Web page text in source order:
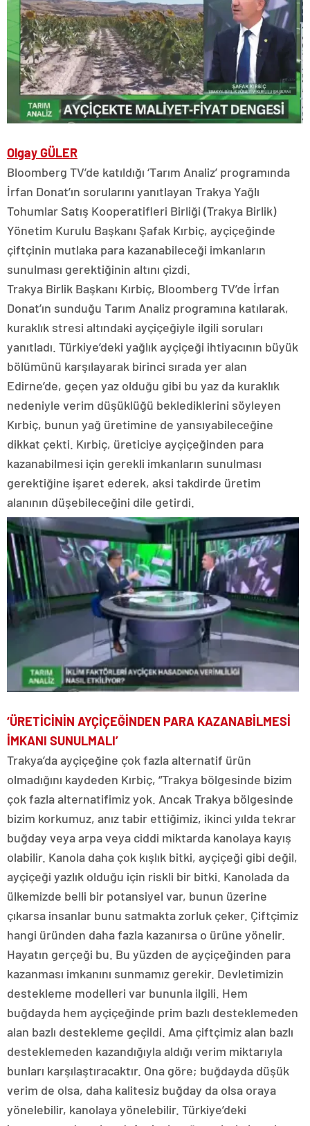
Olgay GÜLER
Bloomberg TV’de katıldığı ‘Tarım Analiz’ programında
İrfan Donat’ın sorularını yanıtlayan Trakya Yağlı
Tohumlar Satış Kooperatifleri Birliği (Trakya Birlik)
Yönetim Kurulu Başkanı Şafak Kırbiç, ayçiçeğinde
çiftçinin mutlaka para kazanabileceği imkanların
sunulması gerektiğinin altını çizdi.
Trakya Birlik Başkanı Kırbiç, Bloomberg TV’de İrfan
Donat’ın sunduğu Tarım Analiz programına katılarak,
kuraklık stresi altındaki ayçiçeğiyle ilgili soruları
yanıtladı. Türkiye’deki yağlık ayçiçeği ihtiyacının büyük
bölümünü karşılayarak birinci sırada yer alan
Edirne’de, geçen yaz olduğu gibi bu yaz da kuraklık
nedeniyle verim düşüklüğü beklediklerini söyleyen
Kırbiç, bunun yağ üretimine de yansıyabileceğine
dikkat çekti. Kırbiç, üreticiye ayçiçeğinden para
kazanabilmesi için gerekli imkanların sunulması
gerektiğine işaret ederek, aksi takdirde üretim
alanının düşebileceğini dile getirdi.
‘ÜRETİCİNİN AYÇİÇEĞİNDEN PARA KAZANABİLMESİ
İMKANI SUNULMALI’
Trakya’da ayçiçeğine çok fazla alternatif ürün
olmadığını kaydeden Kırbiç, “Trakya bölgesinde bizim
çok fazla alternatifimiz yok. Ancak Trakya bölgesinde
bizim korkumuz, anız tabir ettiğimiz, ikinci yılda tekrar
buğday veya arpa veya ciddi miktarda kanolaya kayış
olabilir. Kanola daha çok kışlık bitki, ayçiçeği gibi değil,
ayçiçeği yazlık olduğu için riskli bir bitki. Kanolada da
ülkemizde belli bir potansiyel var, bunun üzerine
çıkarsa insanlar bunu satmakta zorluk çeker. Çiftçimiz
hangi üründen daha fazla kazanırsa o ürüne yönelir.
Hayatın gerçeği bu. Bu yüzden de ayçiçeğinden para
kazanması imkanını sunmamız gerekir. Devletimizin
destekleme modelleri var bununla ilgili. Hem
buğdayda hem ayçiçeğinde prim bazlı desteklemeden
alan bazlı destekleme geçildi. Ama çiftçimiz alan bazlı
desteklemeden kazandığıyla aldığı verim miktarıyla
bunları karşılaştıracaktır. Ona göre; buğdayda düşük
verim de olsa, daha kalitesiz buğday da olsa oraya
yönelebilir, kanolaya yönelebilir. Türkiye’deki